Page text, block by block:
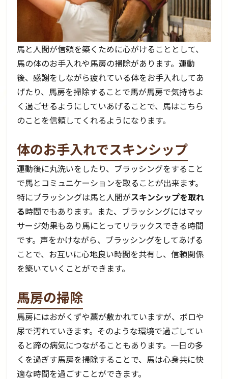
馬と人間が信頼を築くために心がけることとして、
馬の体のお手入れや馬房の掃除があります。運動
後、感謝をしながら疲れている体をお手入れしてあ
げたり、馬房を掃除することで馬が馬房で気持ちよ
く過ごせるようにしていあげることで、馬はこちら
のことを信頼してくれるようになります。
体のお手入れでスキンシップ
運動後に丸洗いをしたり、ブラッシングをすること
で馬とコミュニケーションを取ることが出来ます。
特にブラッシングは馬と人間がスキンシップを取れ
る時間でもあります。また、ブラッシングにはマッ
サージ効果もあり馬にとってリラックスできる時間
です。声をかけながら、ブラッシングをしてあげる
ことで、お互いに心地良い時間を共有し、信頼関係
を築いていくことができます。
馬房の掃除
馬房にはおがくずや藁が敷かれていますが、ボロや
尿で汚れていきます。そのような環境で過ごしてい
ると蹄の病気につながることもあります。一日の多
くを過ぎす馬房を掃除することで、馬は心身共に快
適な時間を過ごすことができます。